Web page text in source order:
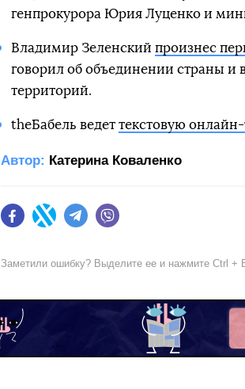
генпрокурора Юрия Луценко и
Владимир Зеленский произнес
говорил об объединении страны и
территорий.
theБабель ведет текстовую
Автор: Катерина Коваленко
FacebookTwitter Telegram
Заметили ошибку? Выделите ее и нажмите Ctrl +